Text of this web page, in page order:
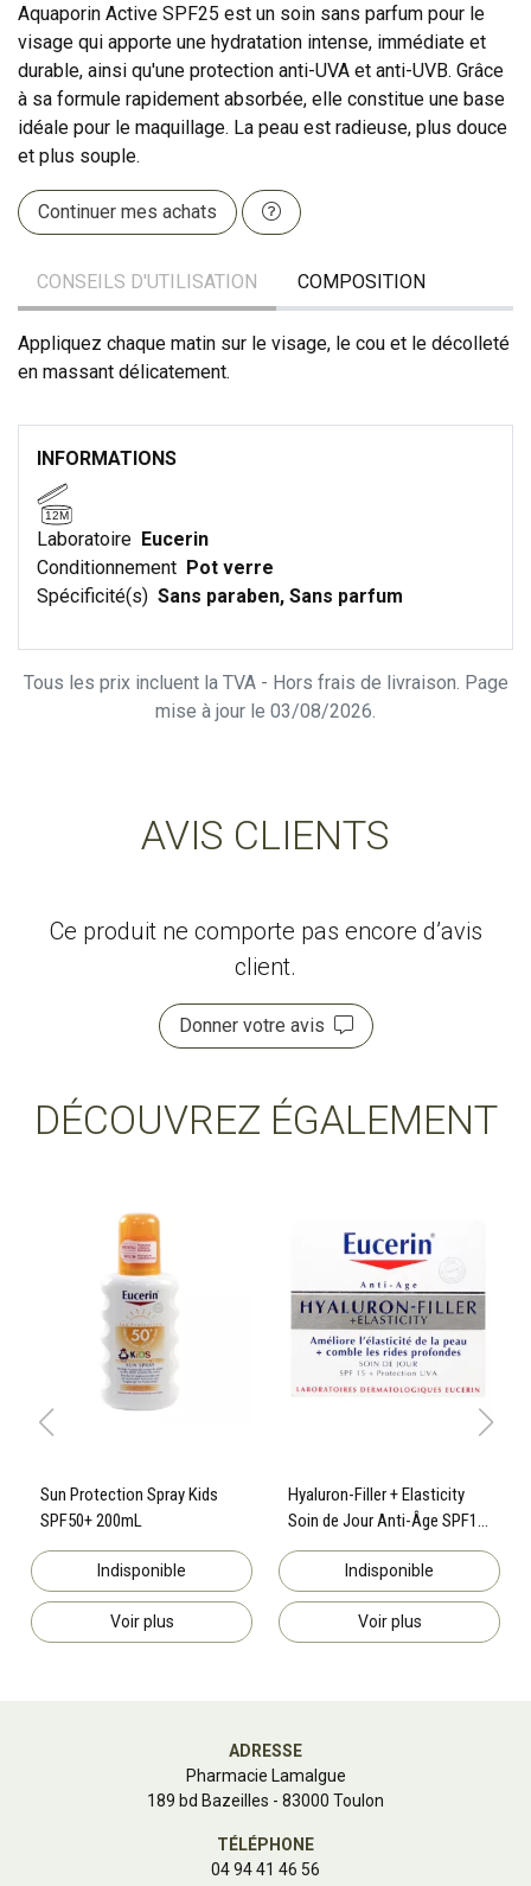
Aquaporin Active SPF25 est un soin sans parfum pour le
visage qui apporte une hydratation intense, immédiate et
durable, ainsi qu'une protection anti-UVA et anti-UVB. Grâce
à sa formule rapidement absorbée, elle constitue une base
idéale pour le maquillage. La peau est radieuse, plus douce
et plus souple.
Continuer mes achats
CONSEILS D'UTILISATION COMPOSITION
Appliquez chaque matin sur le visage, le cou et le décolleté
en massant délicatement.
INFORMATIONS
12M
Laboratoire Eucerin
Conditionnement Pot verre
Spécificité(s) Sans paraben, Sans parfum
Tous les prix incluent la TVA - Hors frais de livraison. Page
mise à jour le 03/08/2026.
AVIS CLIENTS
Ce produit ne comporte pas encore d’avis
client.
Donner votre avis
DÉCOUVREZ ÉGALEMENT
Sun Protection Spray Kids
SPF50+ 200mL
Indisponible
Voir plus
Hyaluron-Filler + Elasticity
Soin de Jour Anti-Âge SPF15
50mL
Indisponible
Voir plus
ADRESSE
Pharmacie Lamalgue
189 bd Bazeilles - 83000 Toulon
TÉLÉPHONE
04 94 41 46 56